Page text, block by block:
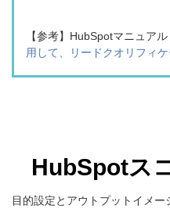
【参考】HubSpotマニュアル
用して、リードクオリフィ
HubSpotス
目的設定とアウトプットイメ